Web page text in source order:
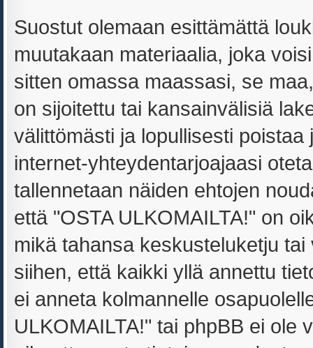
Suostut olemaan esittämättä
muutakaan materiaalia, joka
sitten omassa maassasi, se
on sijoitettu tai kansainvälisiä
välittömästi ja lopullisesti
internet-yhteydentarjoajaasi
tallennetaan näiden ehtojen
että "OSTA ULKOMAILTA!" on
mikä tahansa keskusteluketju
siihen, että kaikki yllä annettu
ei anneta kolmannelle
ULKOMAILTA!" tai phpBB ei ole